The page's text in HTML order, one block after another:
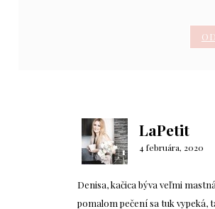
LaPetit
4 februára, 2020
Denisa, kačica býva veľmi
pomalom pečení sa tuk vypeká,